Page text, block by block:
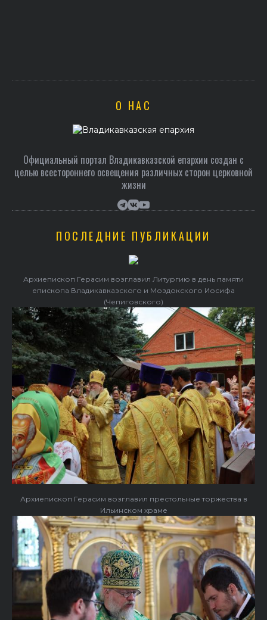
О НАС
Официальный портал Владикавказской епархии создан c
целью всестороннего освещения различных сторон церковной
жизни
ПОСЛЕДНИЕ ПУБЛИКАЦИИ
Архиепископ Герасим возглавил Литургию в день памяти
епископа Владикавказского и Моздокского Иосифа
(Чепиговского)
Архиепископ Герасим возглавил престольные торжества в
Ильинском храме